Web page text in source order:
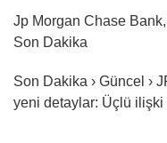
Jp Morgan Chase
Son Dakika
Son Dakika › Güncel ›
yeni detaylar: Üçlü ilişki